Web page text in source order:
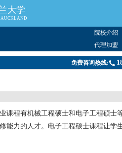
大学
AUCKLAND
院校介绍
代理加盟
免费咨询热线:
课程有机械工程硕士和电子工程硕
能力的人才。电子工程硕士课程让学